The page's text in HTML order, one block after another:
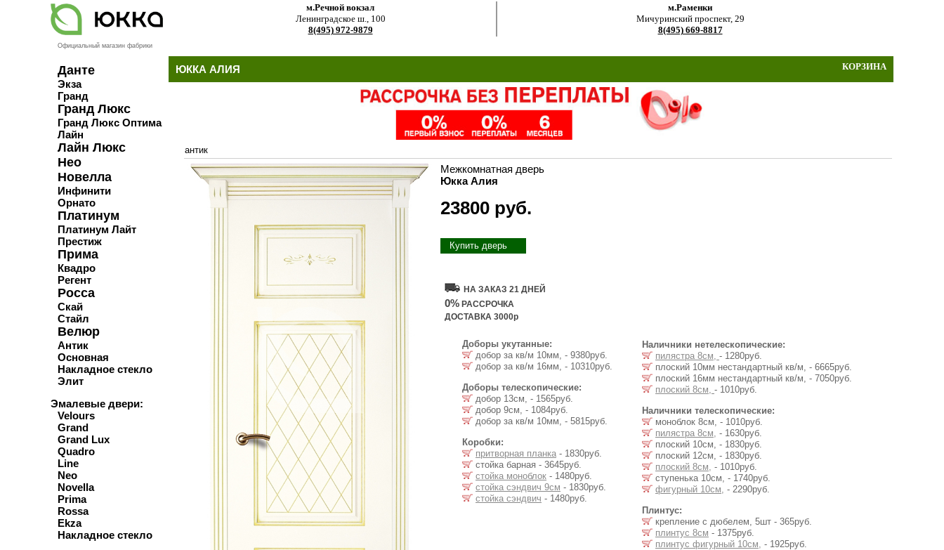
Официальный магазин фабрики
Данте
Экза
Гранд
Гранд Люкс
Гранд Люкс Оптима
Лайн
Лайн Люкс
Нео
Новелла
Инфинити
Орнато
Платинум
Платинум Лайт
Престиж
Прима
Квадро
Регент
Росса
Скай
Стайл
Велюр
Антик
Основная
Накладное стекло
Элит
Эмалевые двери:
Velours
Grand
Grand Lux
Quadro
Line
Neo
Novella
Prima
Rossa
Ekza
Накладное стекло
м.Речной вокзал
Ленинградское ш., 100
8(495) 972-9879
м.Раменки
Мичуринский проспект, 29
8(495) 669-8817
КОРЗИНА
ЮККА АЛИЯ
антик
Межкомнатная дверь
Юкка Алия
23800 руб.
Купить дверь
НА ЗАКАЗ 21 ДНЕЙ
0% РАССРОЧКА
ДОСТАВКА 3000р
Доборы укутанные:
добор за кв/м 10мм, - 9380руб.
добор за кв/м 16мм, - 10310руб.
Доборы телескопические:
добор 13см, - 1565руб.
добор 9см, - 1084руб.
добор за кв/м 10мм, - 5815руб.
Коробки:
притворная планка - 1830руб.
стойка барная - 3645руб.
стойка моноблок - 1480руб.
стойка сэндвич 9см - 1830руб.
стойка сэндвич - 1480руб.
Наличники нетелескопические:
пилястра 8см, - 1280руб.
плоский 10мм нестандартный кв/м, - 6665руб.
плоский 16мм нестандартный кв/м, - 7050руб.
плоский 8см, - 1010руб.
Наличники телескопические:
моноблок 8см, - 1010руб.
пилястра 8см, - 1630руб.
плоский 10см, - 1830руб.
плоский 12см, - 1830руб.
плоский 8см, - 1010руб.
ступенька 10см, - 1740руб.
фигурный 10см, - 2290руб.
Плинтус:
крепление с дюбелем, 5шт - 365руб.
плинтус 8см - 1375руб.
плинтус фигурный 10см, - 1925руб.